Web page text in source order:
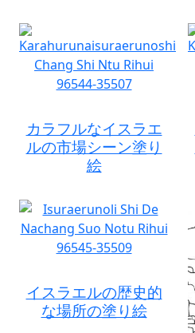
カラフルなイスラエ
ルの市場シーン塗り
絵
イスラエルの歴史的
な場所の塗り絵